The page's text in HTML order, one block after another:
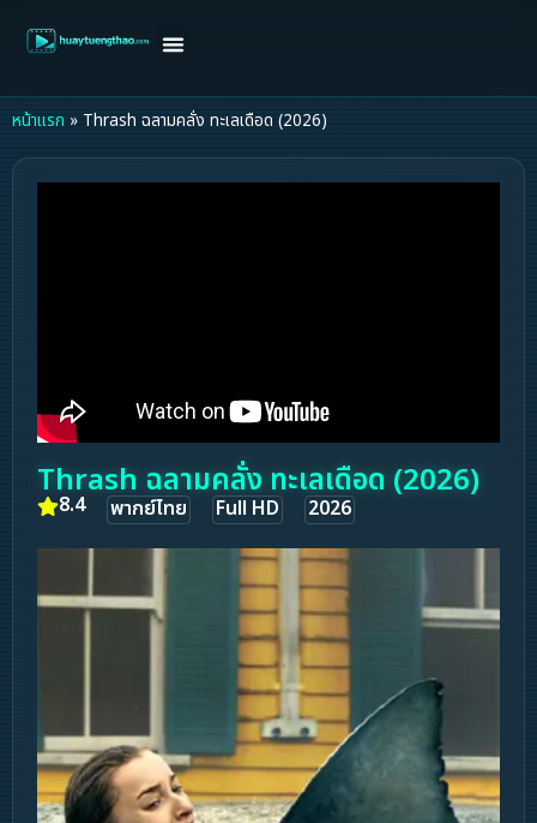
หน้าแรก » Thrash ฉลามคลั่ง ทะเลเดือด (2026)
Thrash ฉลามคลั่ง ทะเลเดือด (2026)
8.4 พากย์ไทย Full HD 2026